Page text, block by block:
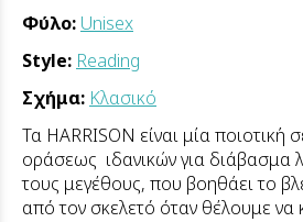
Φύλο: Unisex
Style: Reading
Σχήμα: Κλασικό
Τα HARRISON είναι μία ποιοτική
οράσεως ιδανικών για διάβασμα
τους μεγέθους, που βοηθάει το
από τον σκελετό όταν θέλουμε να